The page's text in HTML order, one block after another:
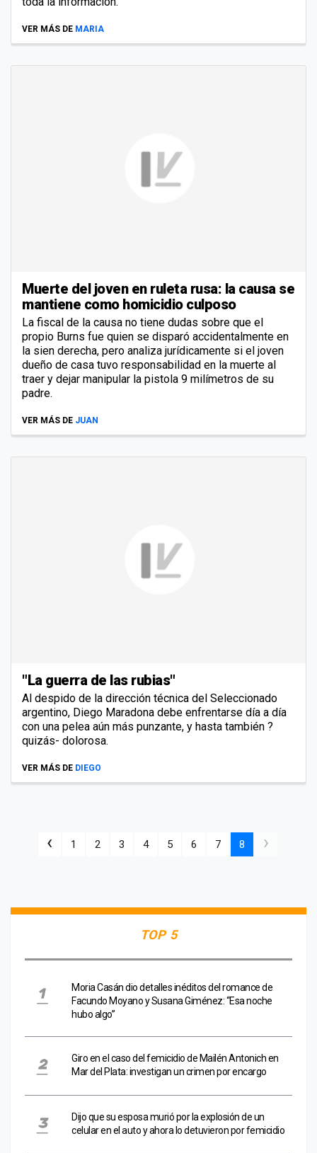
VER MÁS DE MARIA
Muerte del joven en ruleta rusa: la causa se
mantiene como homicidio culposo
La fiscal de la causa no tiene dudas sobre que el
propio Burns fue quien se disparó accidentalmente en
la sien derecha, pero analiza jurídicamente si el joven
dueño de casa tuvo responsabilidad en la muerte al
traer y dejar manipular la pistola 9 milímetros de su
padre.
VER MÁS DE JUAN
"La guerra de las rubias"
Al despido de la dirección técnica del Seleccionado
argentino, Diego Maradona debe enfrentarse día a día
con una pelea aún más punzante, y hasta también ?
quizás- dolorosa.
VER MÁS DE DIEGO
‹ 1 2 3 4 5 6 7 8 ›
TOP 5
Moria Casán dio detalles inéditos del romance de
Facundo Moyano y Susana Giménez: “Esa noche
hubo algo”
Giro en el caso del femicidio de Mailén Antonich en
Mar del Plata: investigan un crimen por encargo
Dijo que su esposa murió por la explosión de un
celular en el auto y ahora lo detuvieron por femicidio